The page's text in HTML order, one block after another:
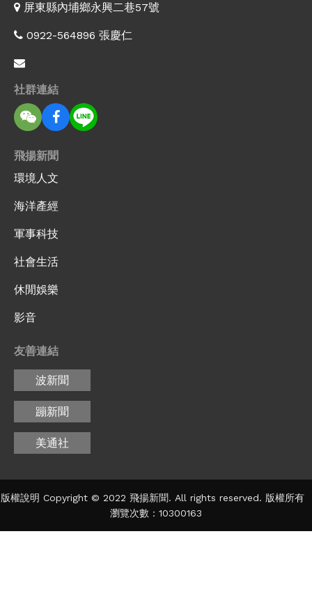
屏東縣內埔鄉永興二巷57號
0922-564896 張慶仁
社群連結
飛揚新聞
環境人文
海洋產經
軍事科技
社會生活
休閒娛樂
影音
友善連結
波新聞
蹦新聞
美通社
版權說明 Copyright © 2022 飛揚新聞. All rights reserved. 版權所有
瀏覽次數：10300163